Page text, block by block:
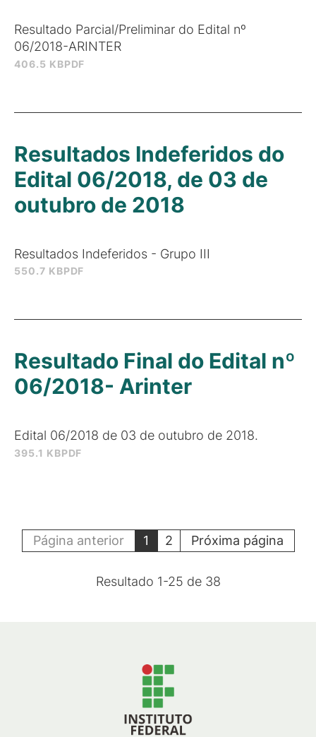
406.5 KBPDF
Resultado Parcial/Preliminar do Edital nº
06/2018-ARINTER
550.7 KBPDF
Resultados Indeferidos do
Edital 06/2018, de 03 de
outubro de 2018
Resultados Indeferidos - Grupo III
395.1 KBPDF
Resultado Final do Edital nº
06/2018- Arinter
Edital 06/2018 de 03 de outubro de 2018.
Página anterior 1 2 Próxima página
Resultado 1-25 de 38